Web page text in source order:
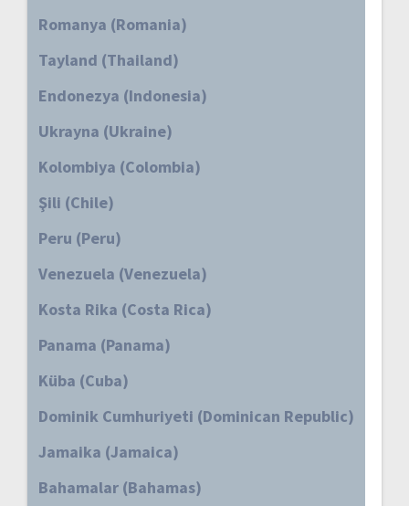
Romanya (Romania)
Tayland (Thailand)
Endonezya (Indonesia)
Ukrayna (Ukraine)
Kolombiya (Colombia)
Şili (Chile)
Peru (Peru)
Venezuela (Venezuela)
Kosta Rika (Costa Rica)
Panama (Panama)
Küba (Cuba)
Dominik Cumhuriyeti (Dominican Republic)
Jamaika (Jamaica)
Bahamalar (Bahamas)